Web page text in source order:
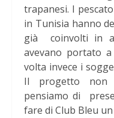
trapanesi. I
in Tunisia hanno
già coinvolti in
avevano portato
volta invece i
Il progetto non
pensiamo di
fare di Club Bleu